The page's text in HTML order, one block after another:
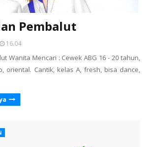
Pembalut
16.04
Wanita Mencari : Cewek ABG 16 - 20 tahun,
oriental. Cantik, kelas A, fresh, bisa dance,